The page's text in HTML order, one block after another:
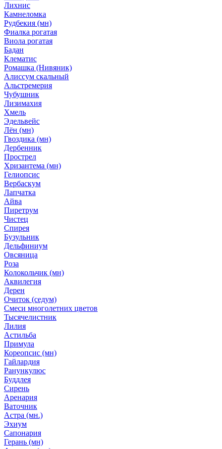
Лихнис
Камнеломка
Рудбекия (мн)
Фиалка рогатая
Виола рогатая
Бадан
Клематис
Ромашка (Нивяник)
Алиссум скальный
Альстремерия
Чубушник
Лизимахия
Хмель
Эдельвейс
Лён (мн)
Гвоздика (мн)
Дербенник
Прострел
Хризантема (мн)
Гелиопсис
Вербаскум
Лапчатка
Айва
Пиретрум
Чистец
Спирея
Бузульник
Дельфиниум
Овсяница
Роза
Колокольчик (мн)
Аквилегия
Дерен
Очиток (седум)
Смеси многолетних цветов
Тысячелистник
Лилия
Астильба
Примула
Кореопсис (мн)
Гайлардия
Ранункулюс
Буддлея
Сирень
Аренария
Ваточник
Астра (мн.)
Эхиум
Сапонария
Герань (мн)